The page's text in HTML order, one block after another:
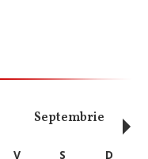
Septembrie
V S
D